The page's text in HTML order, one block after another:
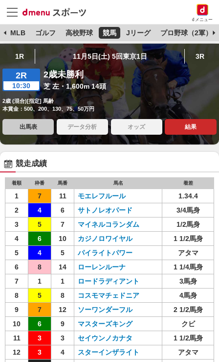
dメニュー
MLB ゴルフ 高校野球 競馬 Jリーグ プロ野球（2軍）
1R 11月5日(土) 5回東京1日 3R
2R
10:30
2歳未勝利
芝 左・1,600m 14頭
2歳 (混合)[指定] 馬齢
本賞金：500、200、130、75、50万円
出馬表 データ分析 オッズ 結果
競走成績
着順 枠番 馬番 馬名 着差
1 7 11 モエレフルール
1.34.4
2
4 6 サトノレオパード
3/4馬身
3
5 7 マイネルコランダム
1/2馬身
4
6 10 カジノロワイヤル
1 1/2馬身
5
4 5 パイライトパワー
アタマ
6
8 14 ローレンルーナ
1 1/4馬身
7
1 1 ロードラディアント
3馬身
8
5 8 コスモマチェドニア
4馬身
9
7 12 ソーワンダーフル
2 1/2馬身
10
6 9 マスターズキング
クビ
11
3 3 セイウンノカナタ
1 1/2馬身
12
3 4 スターインザライト
アタマ